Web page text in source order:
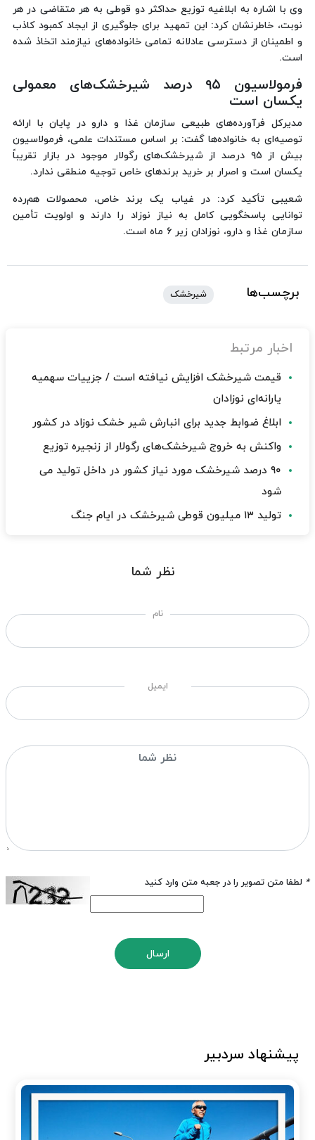
وی با اشاره به ابلاغیه توزیع حداکثر دو قوطی به هر متقاضی در هر
نوبت، خاطرنشان کرد: این تمهید برای جلوگیری از ایجاد کمبود کاذب
و اطمینان از دسترسی عادلانه تمامی خانواده‌های نیازمند اتخاذ شده
است.
فرمولاسیون ۹۵ درصد شیرخشک‌های معمولی
یکسان است
مدیرکل فرآورده‌های طبیعی سازمان غذا و دارو در پایان با ارائه
توصیه‌ای به خانواده‌ها گفت: بر اساس مستندات علمی، فرمولاسیون
بیش از ۹۵ درصد از شیرخشک‌های رگولار موجود در بازار تقریباً
یکسان است و اصرار بر خرید برندهای خاص توجیه منطقی ندارد.
شعیبی تأکید کرد: در غیاب یک برند خاص، محصولات هم‌رده
توانایی پاسخگویی کامل به نیاز نوزاد را دارند و اولویت تأمین
سازمان غذا و دارو، نوزادان زیر ۶ ماه است.
برچسب‌ها شیرخشک
اخبار مرتبط
قیمت شیرخشک افزایش نیافته است / جزییات سهمیه
یارانه‌ای نوزادان
ابلاغ ضوابط جدید برای انبارش شیر خشک نوزاد در کشور
واکنش به خروج شیرخشک‌های رگولار از زنجیره توزیع
۹۰ درصد شیرخشک مورد نیاز کشور در داخل تولید می
شود
تولید ۱۳ میلیون قوطی شیرخشک در ایام جنگ
نظر شما
نام
ایمیل
* لطفا متن تصویر را در جعبه متن وارد کنید
ارسال
پیشنهاد سردبیر